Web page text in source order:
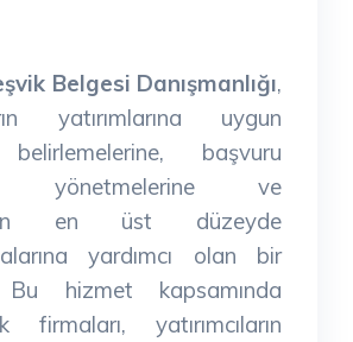
Belgesi Danışmanlığı,
yatırımlarına uygun
başvuru
yönetmelerine ve
en üst düzeyde
yardımcı olan bir
hizmet kapsamında
firmaları, yatırımcıların